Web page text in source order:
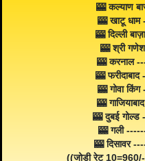
🎰 कल्याण
🎰 खाटू
🎰 दिल्ली
🎰 श्री
🎰 करनाल
🎰
🎰 गोवा
🎰
🎰 दुबई
🎰 गली
🎰 दिसावर
((जोड़ी रेट